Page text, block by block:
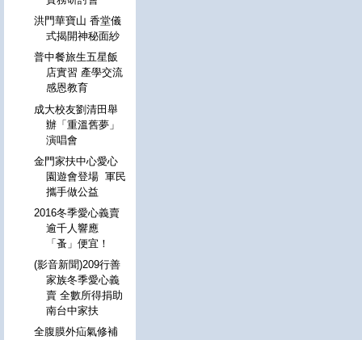
洪門華寶山 香堂儀
式揭開神秘面紗
普中餐旅生五星飯
店實習 產學交流
感恩教育
成大校友劉清田舉
辦「重溫舊夢」
演唱會
金門家扶中心愛心
園遊會登場 軍民
攜手做公益
2016冬季愛心義賣
逾千人響應
「蚤」便宜！
(影音新聞)209行善
家族冬季愛心義
賣 全數所得捐助
南台中家扶
全腹膜外疝氣修補